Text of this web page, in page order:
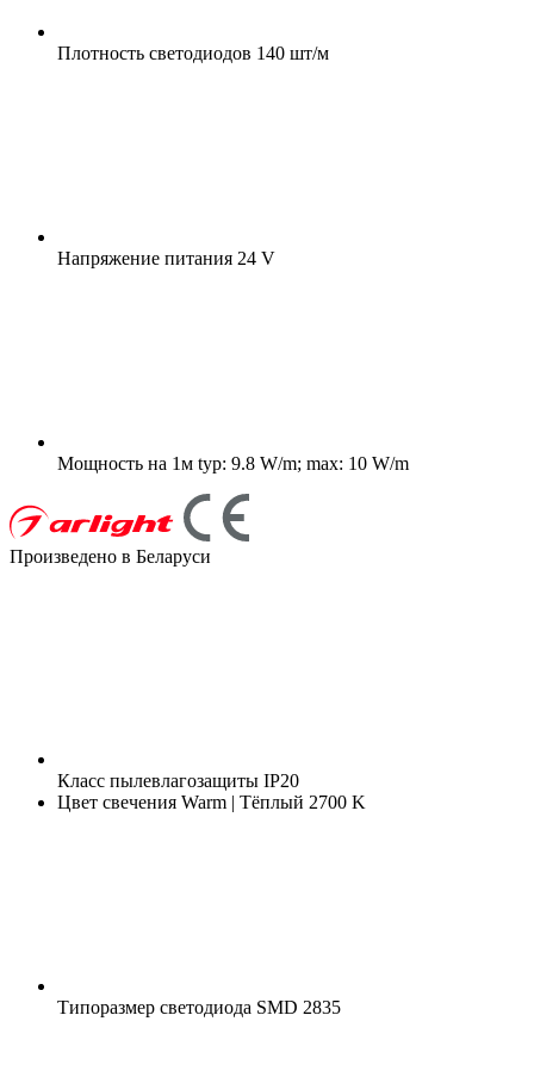
Плотность светодиодов 140 шт/м
Напряжение питания 24 V
Мощность на 1м typ: 9.8 W/m; max: 10 W/m
Произведено в Беларуси
Класс пылевлагозащиты IP20
Цвет свечения Warm | Тёплый 2700 K
Типоразмер светодиода SMD 2835